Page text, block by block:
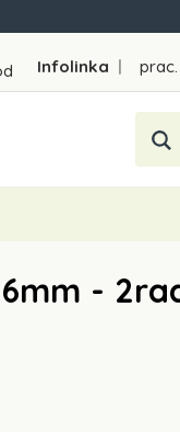
Infolinka prac.
-